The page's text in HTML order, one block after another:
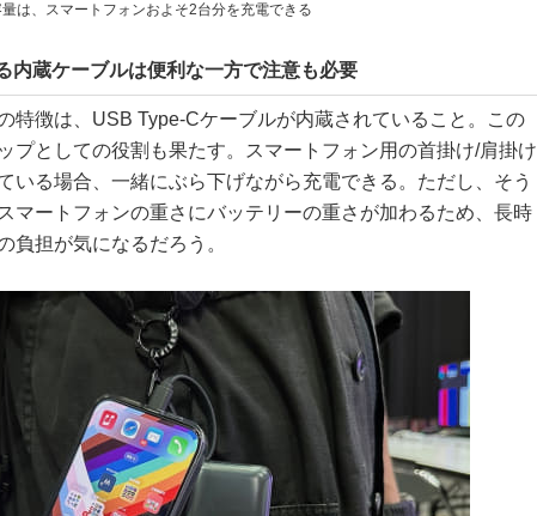
は、スマートフォンおよそ2台分を充電できる
内蔵ケーブルは便利な一方で注意も必要
特徴は、USB Type-Cケーブルが内蔵されていること。この
プとしての役割も果たす。スマートフォン用の首掛け/肩掛け
いる場合、一緒にぶら下げながら充電できる。ただし、そう
マートフォンの重さにバッテリーの重さが加わるため、長時
負担が気になるだろう。